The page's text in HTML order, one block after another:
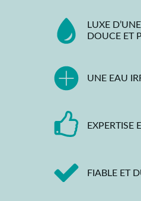
LUXE
DOUCE ET
UNE EAU
EXPERTISE
FIABLE ET